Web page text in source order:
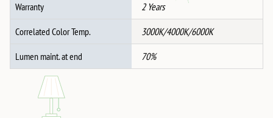
Warranty 2 Years
Correlated Color Temp. 3000K/4000K/6000K
Lumen maint. at end 70%